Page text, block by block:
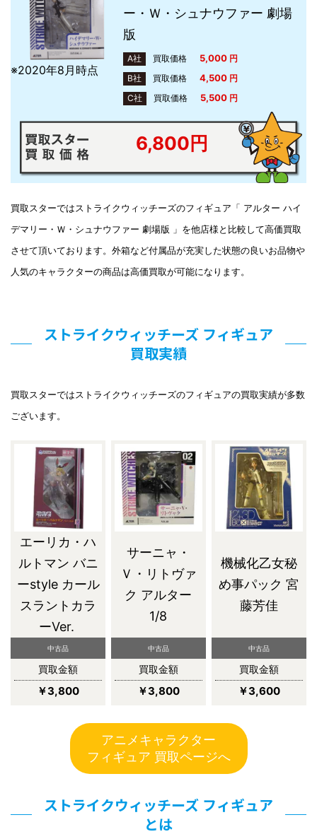
ー・Ｗ・シュナウファー 劇場
版
A社 買取価格 5,000円
B社
買取価格 4,500円
C社
買取価格 5,500 円
※2020年8月時点
6,800円
買取スターではストライクウィッチーズのフィギュア「 アルター ハイ
デマリー・Ｗ・シュナウファー 劇場版 」を他店様と比較して高価買取
させて頂いております。外箱など付属品が充実した状態の良いお品物や
人気のキャラクターの商品は高価買取が可能になります。
ストライクウィッチーズ フィギュア
買取実績
買取スターではストライクウィッチーズのフィギュアの買取実績が多数
ございます。
エーリカ・ハ
ルトマン バニ
ーstyle カール
スラントカラ
ーVer.
中古品
買取金額
￥3,800
サーニャ・
Ｖ・リトヴァ
ク アルター
1/8
中古品
買取金額
￥3,800
機械化乙女秘
め事パック 宮
藤芳佳
中古品
買取金額
￥3,600
アニメキャラクター
フィギュア 買取ページへ
ストライクウィッチーズ フィギュア
とは